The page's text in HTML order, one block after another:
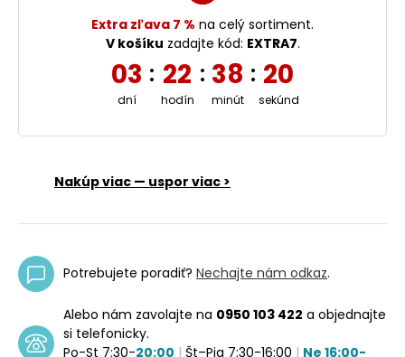
Extra zľava 7 % na celý sortiment.
V košíku zadajte kód: EXTRA7.
03
dní
: 22
hodín
: 38
minút
: 19
sekúnd
Nakúp viac — uspor viac >
Potrebujete poradiť? Nechajte nám odkaz.
Alebo nám zavolajte na 0950 103 422 a objednajte
si telefonicky.
Po-St 7:30-20:00 | Št–Pia 7:30-16:00 | Ne 16:00-